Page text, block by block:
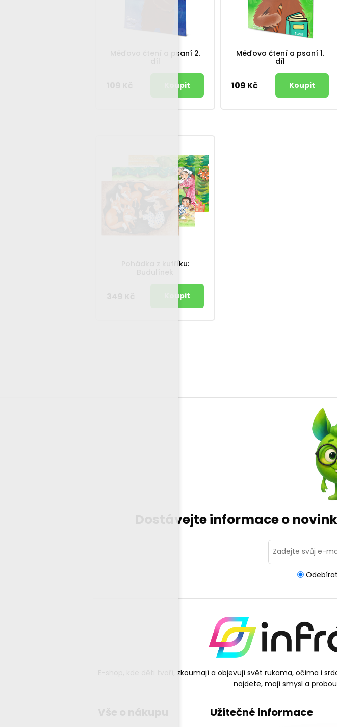
Méďovo čtení a psaní 2.
Méďovo čtení a psaní 1.
díl
109 Kč
Pohádka z kufříku:
Dostávejte informace o
Odebírat
E-shop, kde děti tvoří, zkoumají a objevují svět rukama, očima i
najdete, mají smysl a
Užitečné informace